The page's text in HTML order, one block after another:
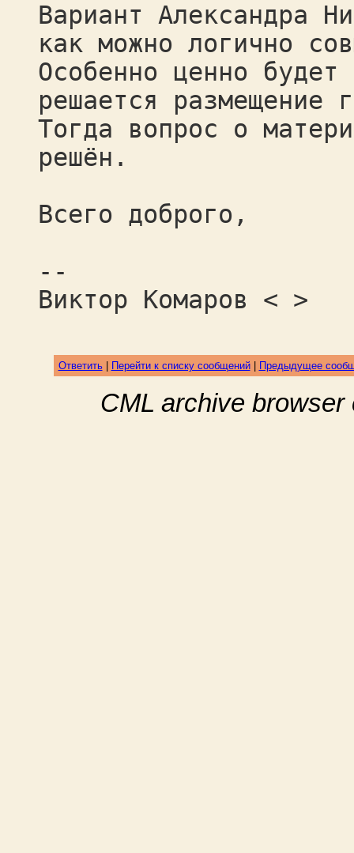
Вариант Александра
как можно логично
Особенно ценно
решается размещение
Тогда вопрос о
решён.
Всего доброго,
--
Виктор Комаров < >
Ответить| Перейти к списку сообщений| Предыдущее
CML archive